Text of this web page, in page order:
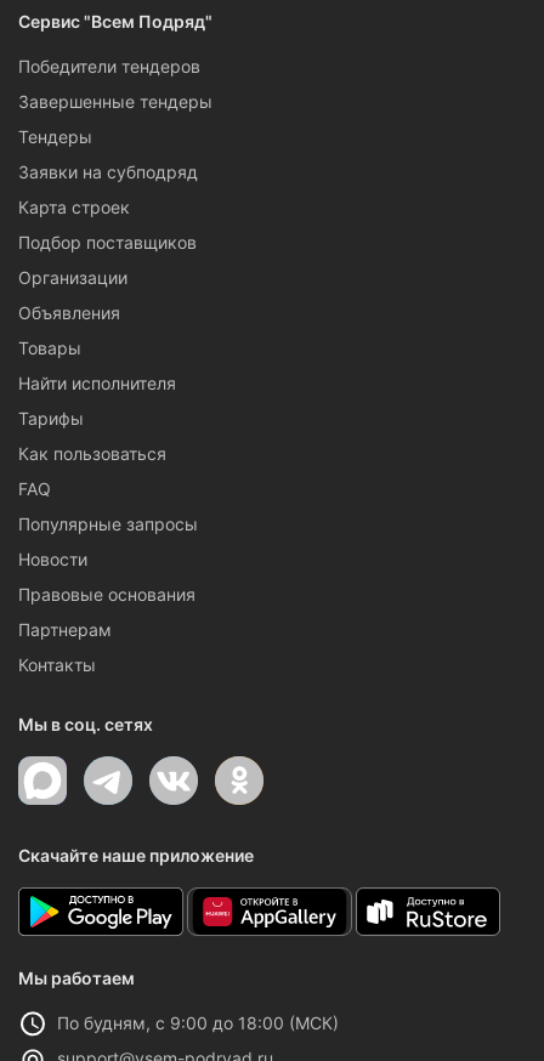
Сервис "Всем Подряд"
Победители тендеров
Завершенные тендеры
Тендеры
Заявки на субподряд
Карта строек
Подбор поставщиков
Организации
Объявления
Товары
Найти исполнителя
Тарифы
Как пользоваться
FAQ
Популярные запросы
Новости
Правовые основания
Партнерам
Контакты
Мы в соц. сетях
Скачайте наше приложение
Мы работаем
По будням, с 9:00 до 18:00 (МСК)